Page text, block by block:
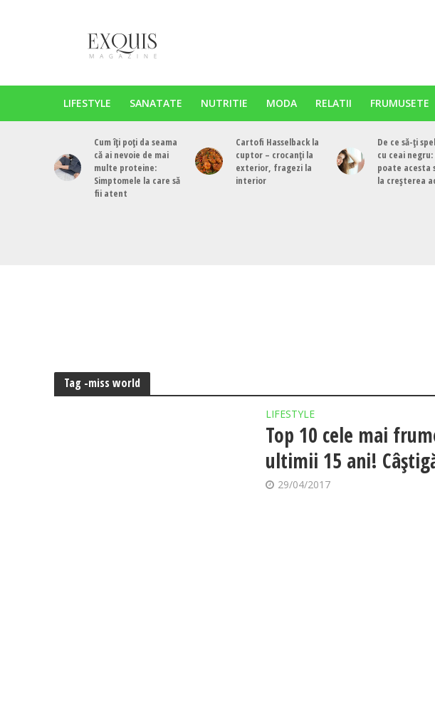
LIFESTYLE SANATATE NUTRITIE MODA RELATII FRUMUSETE
Cum îți poți da seama
că ai nevoie de mai
multe proteine:
Simptomele la care să
fii atent
Cartofi Hasselback la
cuptor – crocanți la
exterior, fragezi la
interior
De ce să-ți
cu ceai negru:
poate acesta
la creșterea
Tag -miss world
LIFESTYLE
Top 10 cele mai
ultimii 15 ani!
29/04/2017